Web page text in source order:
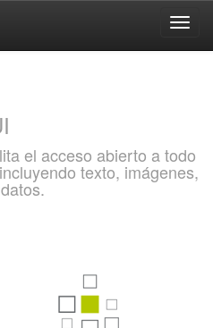
el acceso abierto a todo
texto, imágenes,